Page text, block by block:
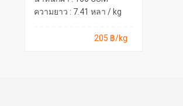
ความยาว : 7.41 หลา / kg
205 ฿/kg